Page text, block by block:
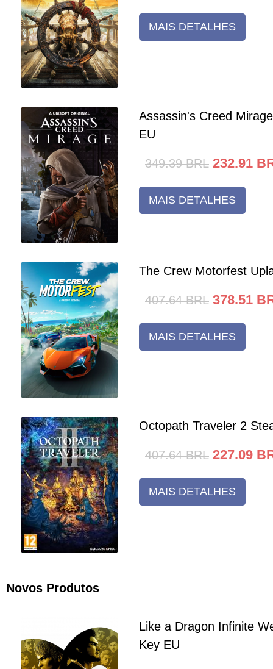
MAIS DETALHES
Assassin's Creed
EU
349.39 BRL 232.91
MAIS DETALHES
The Crew Motorfest
407.64 BRL 378.51
MAIS DETALHES
Octopath Traveler 2
407.64 BRL 227.09
MAIS DETALHES
Novos Produtos
Like a Dragon Infinite
Key EU